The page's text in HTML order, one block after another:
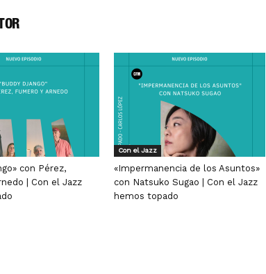
con Pérez,
| Con el Jazz
Con el Jazz
«Impermanencia de los Asuntos»
con Natsuko Sugao | Con el Jazz
hemos topado